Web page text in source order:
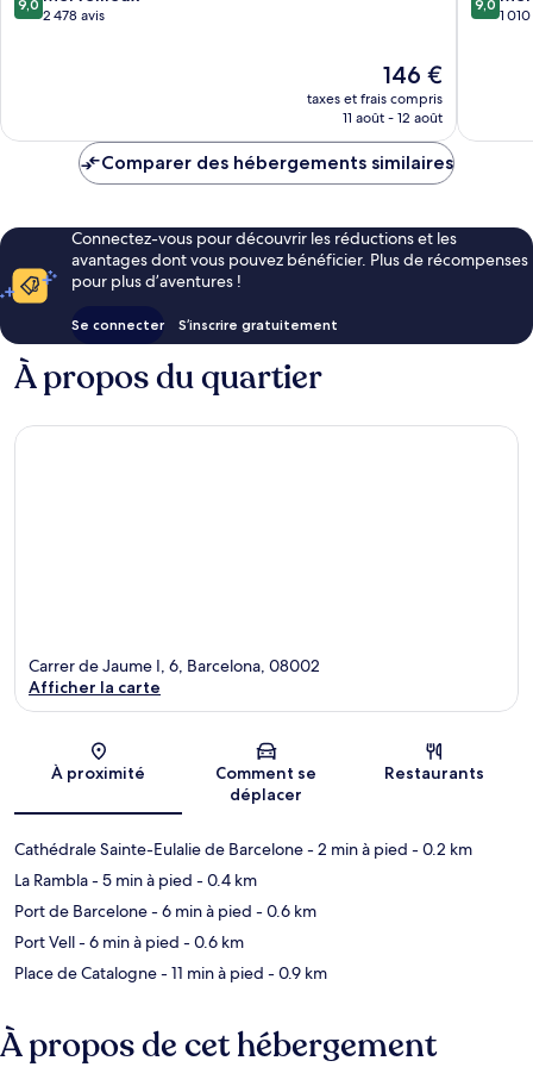
sur
9,0
2 478 avis
Le
nouveau
prix
de
146 €
taxes et frais compris
11 août - 12 août
sur
9,0
1
Comparer des hébergements similaires
Connectez-vous pour découvrir les réductions et les
avantages dont vous pouvez bénéficier. Plus de récompenses
pour plus d’aventures !
Se connecter S’inscrire gratuitement
À propos du quartier
Carte
Carrer de Jaume I, 6, Barcelona, 08002
Afficher la carte
À proximité
Comment se
déplacer
Restaurants
Cathédrale Sainte-Eulalie de Barcelone- 2 min à pied - 0.2 km
La Rambla- 5 min à pied - 0.4 km
Port de Barcelone- 6 min à pied - 0.6 km
Port Vell- 6 min à pied - 0.6 km
Place de Catalogne- 11 min à pied - 0.9 km
À propos de cet hébergement